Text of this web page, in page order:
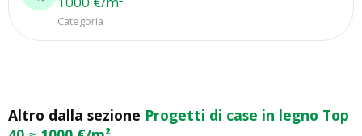
Categoria
Altro dalla sezione Progetti di case in legno Top